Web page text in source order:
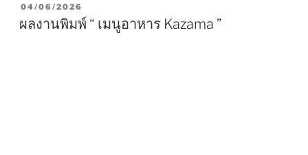
P
S
04/06/2026
ผลงานพิมพ์ “ เมนูอาหาร Kazama ”